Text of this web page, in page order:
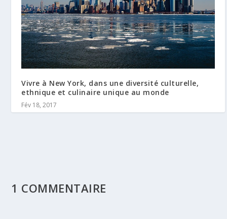
Vivre à New York, dans une diversité culturelle,
ethnique et culinaire unique au monde
Fév 18, 2017
1 COMMENTAIRE